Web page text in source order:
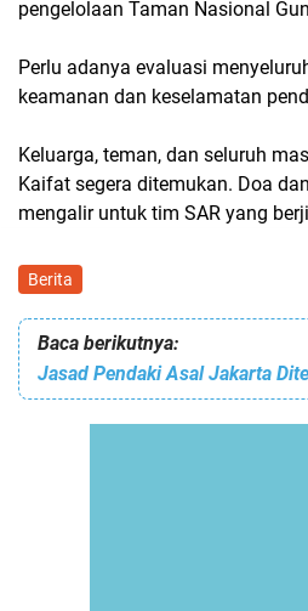
pengelolaan Taman Nasional
Perlu adanya evaluasi
keamanan dan keselamatan
Keluarga, teman, dan seluruh
Kaifat segera ditemukan. Doa
mengalir untuk tim SAR yang
Berita
Baca berikutnya: